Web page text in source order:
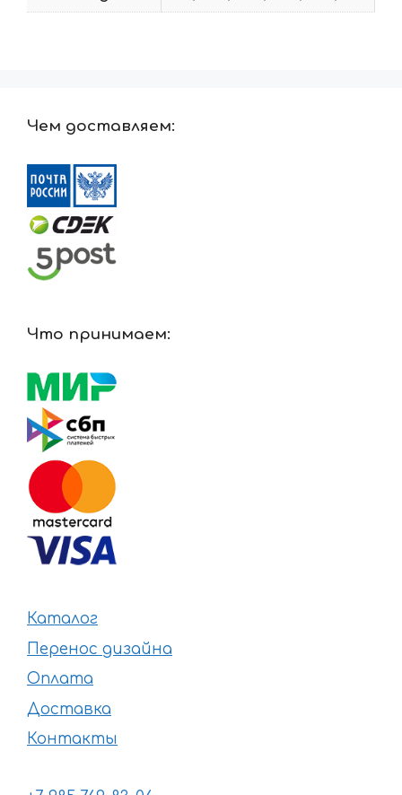
Чем доставляем:
Что принимаем:
Каталог
Перенос дизайна
Оплата
Доставка
Контакты